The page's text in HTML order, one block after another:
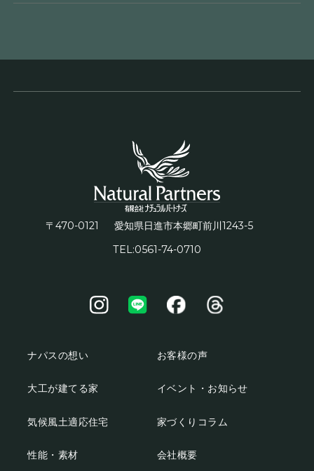
〒470-0121 愛知県日進市本郷町前川 1243-5
TEL:0561-74-0710
ナパスの想い
大工が建てる家
気候風土適応住宅
性能・素材
お客様の声
イベント・お知らせ
家づくりコラム
会社概要